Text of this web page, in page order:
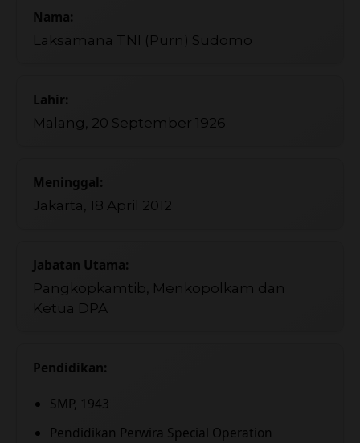
Nama:
Laksamana TNI (Purn) Sudomo
Lahir:
Malang, 20 September 1926
Meninggal:
Jakarta, 18 April 2012
Jabatan Utama:
Pangkopkamtib, Menkopolkam dan
Ketua DPA
Pendidikan:
SMP, 1943
Pendidikan Perwira Special Operation